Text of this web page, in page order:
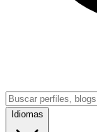
Idiomas